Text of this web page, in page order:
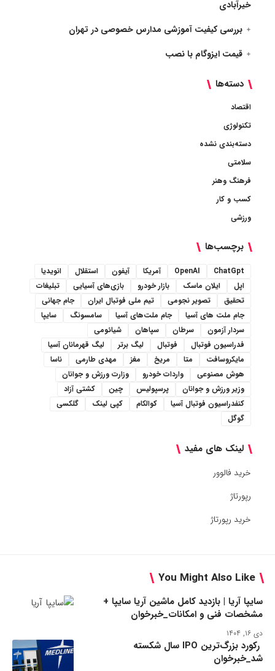
خیرآبادی
بررسی کیفیت آموزشی مدارس خصوصی در تهران
قیمت ایزوگام با نصب
دسته‌ها
اقتصاد
تکنولوژی
دسته‌بندی نشده
سلامتی
فرهنگ وهنر
کسب و کار
ورزشی
برچسب‌ها
ChatGpt
OpenAI آمریکا آیفون استقلال
انویدیا
اپل
ایلان ماسک بازار خودرو بازی‌های آسیایی
تبلیغات
تحقیق
تصویر نجومی تیم ملی فوتبال ایران
جام جهانی
جام ملت های آسیا
جام ملت‌های آسیا سامسونگ
سایپا
سردار آزمون
سرطان سپاهان
شیائومی
فدراسیون فوتبال
فوتبال لیگ برتر
لیگ قهرمانان آسیا
مایکروسافت
متا مریخ مغز مهدی طارمی
ناسا
هوش مصنوعی
واردات خودرو
وزارت ورزش و جوانان
وزیر ورزش و جوانان
پرسپولیس چین
کشتی آزاد
کنفدراسیون فوتبال آسیا
کوالکام کپی لینک
گلکسی
گوگل
لینک های مفید
خرید فالوور
رپورتاژ
خرید رپورتاژ
You Might Also Like
سایپا آریا | بازدید کامل ماشین آریا سایپا +
مشخصات فنی و امکانات_خبرخوان
دی ۱۶, ۱۴۰۴
رکورد بزرگ‌ترین IPO سال شکسته
شد_خبرخوان